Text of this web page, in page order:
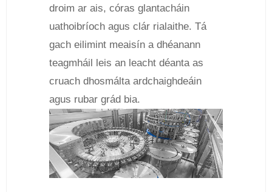
droim ar ais, córas glantacháin
uathoibríoch agus clár rialaithe. Tá
gach eilimint meaisín a dhéanann
teagmháil leis an leacht déanta as
cruach dhosmálta ardchaighdeáin
agus rubar grád bia.